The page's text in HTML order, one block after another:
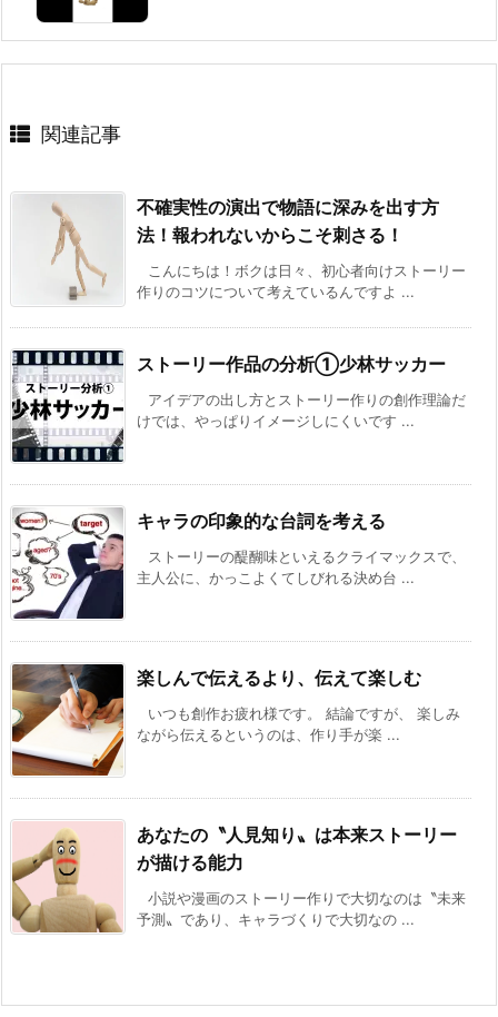
関連記事
不確実性の演出で物語に深みを出す方
法！報われないからこそ刺さる！
こんにちは！ボクは日々、初心者向けストーリー
作りのコツについて考えているんですよ ...
ストーリー作品の分析①少林サッカー
アイデアの出し方とストーリー作りの創作理論だ
けでは、やっぱりイメージしにくいです ...
キャラの印象的な台詞を考える
ストーリーの醍醐味といえるクライマックスで、
主人公に、かっこよくてしびれる決め台 ...
楽しんで伝えるより、伝えて楽しむ
いつも創作お疲れ様です。 結論ですが、 楽しみ
ながら伝えるというのは、作り手が楽 ...
あなたの〝人見知り〟は本来ストーリー
が描ける能力
小説や漫画のストーリー作りで大切なのは〝未来
予測〟であり、キャラづくりで大切なの ...